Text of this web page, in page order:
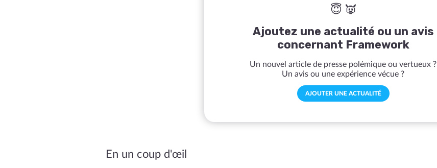
😇 👿
Ajoutez une actualité ou un avis
concernant Framework
Un nouvel article de presse polémique ou vertueux ?
Un avis ou une expérience vécue ?
AJOUTER UNE ACTUALITÉ
En un coup d'œil